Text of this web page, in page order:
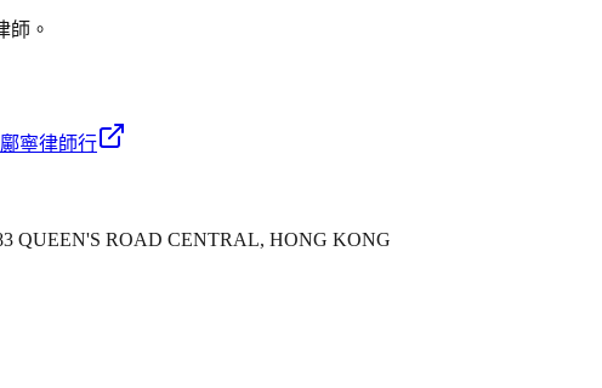
師。
寧律師行
QUEEN'S ROAD CENTRAL, HONG KONG